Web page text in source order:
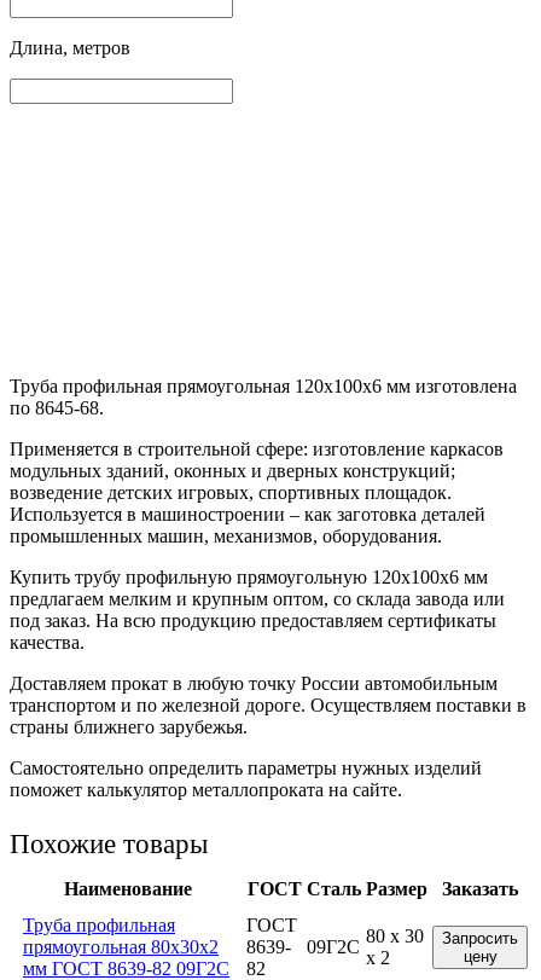
Длина, метров
Труба профильная прямоугольная 120х100х6 мм изготовлена
по 8645-68.
Применяется в строительной сфере: изготовление каркасов
модульных зданий, оконных и дверных конструкций;
возведение детских игровых, спортивных площадок.
Используется в машиностроении – как заготовка деталей
промышленных машин, механизмов, оборудования.
Купить трубу профильную прямоугольную 120х100х6 мм
предлагаем мелким и крупным оптом, со склада завода или
под заказ. На всю продукцию предоставляем сертификаты
качества.
Доставляем прокат в любую точку России автомобильным
транспортом и по железной дороге. Осуществляем поставки в
страны ближнего зарубежья.
Самостоятельно определить параметры нужных изделий
поможет калькулятор металлопроката на сайте.
Похожие товары
Наименование ГОСТ Сталь Размер
Заказать
Труба профильная
прямоугольная 80x30x2
мм ГОСТ 8639-82 09Г2С
ГОСТ
8639-
82
09Г2С
80 x 30
x 2
Запросить
цену